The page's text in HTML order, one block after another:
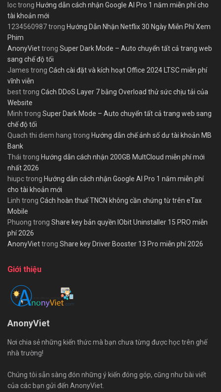
loctrong Hướng dẫn cách nhận Google AI Pro 1 năm miễn phí cho
tài khoản mới
1234560987trong Hướng Dẫn Nhận Netflix 30 Ngày Miễn Phí Xem
Phim
AnonyViettrong Super Dark Mode – Auto chuyển tất cả trang web
sang chế độ tối
James trong Cách cài đặt và kích hoạt Office 2024 LTSC miễn phí
vĩnh viễn
besttrong Cách DDoS Layer 7 bằng Overload thử sức chịu tải của
Website
Minh trong Super Dark Mode – Auto chuyển tất cả trang web sang
chế độ tối
Quach thi diem hang trong Hướng dẫn chế ảnh số dư tài khoản MB
Bank
Thái trong Hướng dẫn cách nhận 200GB MultCloud miễn phí mới
nhất 2026
hiupctrong Hướng dẫn cách nhận Google AI Pro 1 năm miễn phí
cho tài khoản mới
Linh trong Cách hoàn thuế TNCN không cần chứng từ trên eTax
Mobile
Phuong trong Share key bản quyền IObit Uninstaller 15 PRO miễn
phí 2026
AnonyViettrong Share key Driver Booster 13 Pro miễn phí 2026
Giới thiệu
AnonyViet
Nơi chia sẻ những kiến thức mà bạn chưa từng được học trên ghế
nhà trường!
Chúng tôi sẵn sàng đón những ý kiến đóng góp, cũng như bài viết
của các bạn gửi đến AnonyViet.